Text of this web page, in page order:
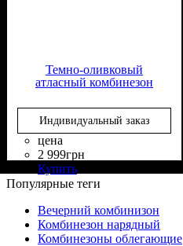
Темно-оливковый
атласный комбинезон
Индивидуальный заказ
цена
2 999грн
Купить
Состав ткани
Вискоза, 40% Полиэстер
Крой: приталенный
Длина: в пол
Стиль: casual
Популярные теги
Вечерний комбинизон
Комбинезон нарядный
Комбинезоны облегающие